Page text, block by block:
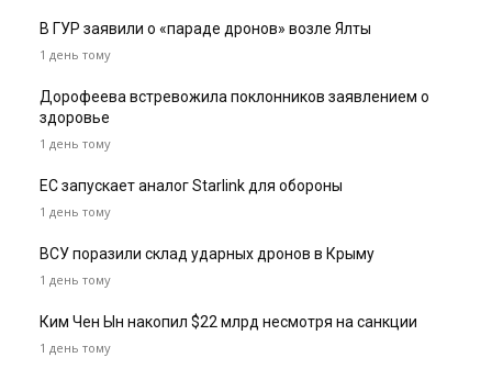
В ГУР заявили о «параде дронов» возле Ялты
1 день тому
Дорофеева встревожила поклонников заявлением о
здоровье
1 день тому
ЕС запускает аналог Starlink для обороны
1 день тому
ВСУ поразили склад ударных дронов в Крыму
1 день тому
Ким Чен Ын накопил $22 млрд несмотря на санкции
1 день тому